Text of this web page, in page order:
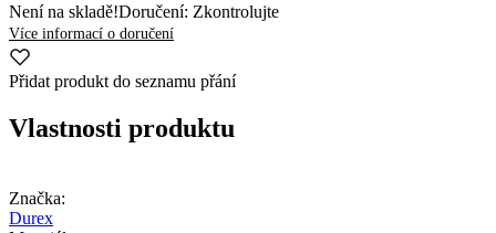
Není na skladě!Doručení: Zkontrolujte
Více informací o doručení
Přidat produkt do seznamu přání
Vlastnosti produktu
Značka:
Durex